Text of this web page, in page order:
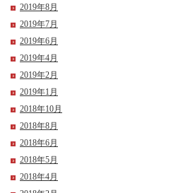
2019年8月
2019年7月
2019年6月
2019年4月
2019年2月
2019年1月
2018年10月
2018年8月
2018年6月
2018年5月
2018年4月